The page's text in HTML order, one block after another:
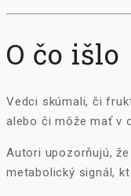
O čo išlo
Vedci skúmali, či
alebo či môže mať v
Autori upozorňujú,
metabolický signál,